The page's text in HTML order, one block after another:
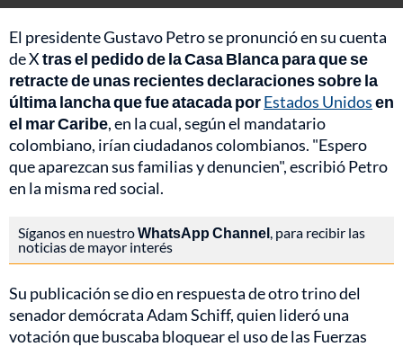
El presidente Gustavo Petro se pronunció en su cuenta
de Xtras el pedido de la Casa Blanca para que se
retracte de unas recientes declaraciones sobre la
última lancha que fue atacada porEstados Unidosen
el mar Caribe, en la cual, según el mandatario
colombiano, irían ciudadanos colombianos. "Espero
que aparezcan sus familias y denuncien", escribió Petro
en la misma red social.
Síganos en nuestroWhatsApp Channel, para recibir las
noticias de mayor interés
Su publicación se dio en respuesta de otro trino del
senador demócrata Adam Schiff, quien lideró una
votación que buscaba bloquear el uso de las Fuerzas